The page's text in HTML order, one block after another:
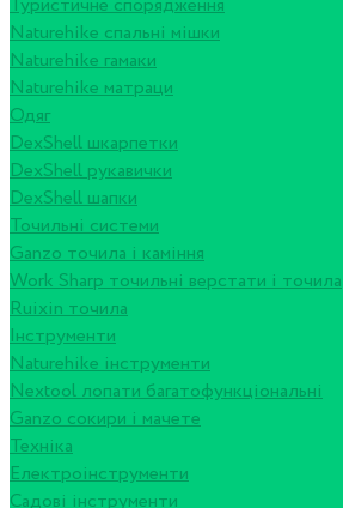
Туристичне спорядження
Naturehike спальні мішки
Naturehike гамаки
Naturehike матраци
Одяг
DexShell шкарпетки
DexShell рукавички
DexShell шапки
Точильні системи
Ganzo точила і каміння
Work Sharp точильні верстати і точила
Ruixin точила
Інструменти
Naturehike інструменти
Nextool лопати багатофункціональні
Ganzo сокири і мачете
Техніка
Електроінструменти
Садові інструменти